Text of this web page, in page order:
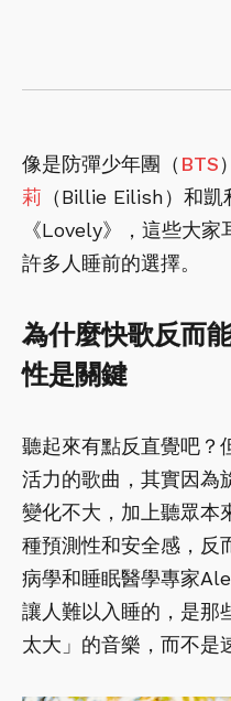
像是防彈少年團（ BTS
莉 （Billie Eilish）和
《Lovely》，這些大
許多人睡前的選擇。
為什麼快歌反而
性是關鍵
聽起來有點反直覺吧？
活力的歌曲，其實因為
變化不大，加上聽眾本
種預測性和安全感，反
病學和睡眠醫學專家
讓人難以入睡的，是那
太大」的音樂，而不是